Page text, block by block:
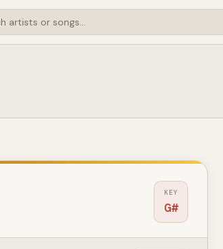
KEY
G#